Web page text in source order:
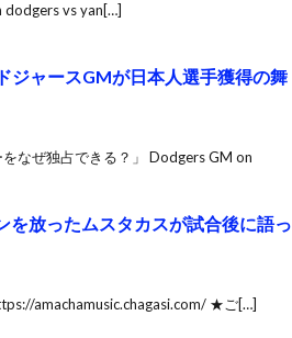
dodgers vs yan[…]
ジャースGMが日本人選手獲得の舞
なぜ独占できる？」 Dodgers GM on
を放ったムスタカスが試合後に語っ
https://amachamusic.chagasi.com/ ★ご[…]